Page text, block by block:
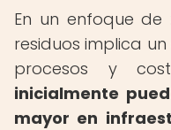
En un enfoque
residuos implica
procesos y
inicialmente
mayor en